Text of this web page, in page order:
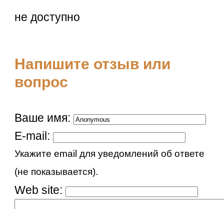
не доступно
Напишите отзыв или
вопрос
Ваше имя:
E-mail:
Укажите email для уведомлений об ответе
(не показывается).
Web site: